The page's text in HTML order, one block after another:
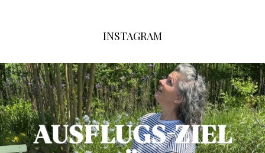
INSTAGRAM